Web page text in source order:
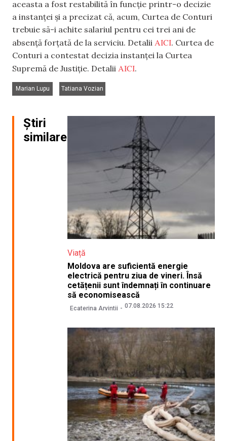
aceasta a fost restabilită în funcție printr-o decizie
a instanței și a precizat că, acum, Curtea de Conturi
trebuie să-i achite salariul pentru cei trei ani de
absență forțată de la serviciu. Detalii AICI. Curtea de
Conturi a contestat decizia instanței la Curtea
Supremă de Justiție. Detalii AICI.
Marian Lupu
Tatiana Vozian
Știri
similare
Viață
Moldova are suficientă energie
electrică pentru ziua de vineri. Însă
cetățenii sunt îndemnați în continuare
să economisească
Ecaterina Arvintii 07.08.2026 15:22